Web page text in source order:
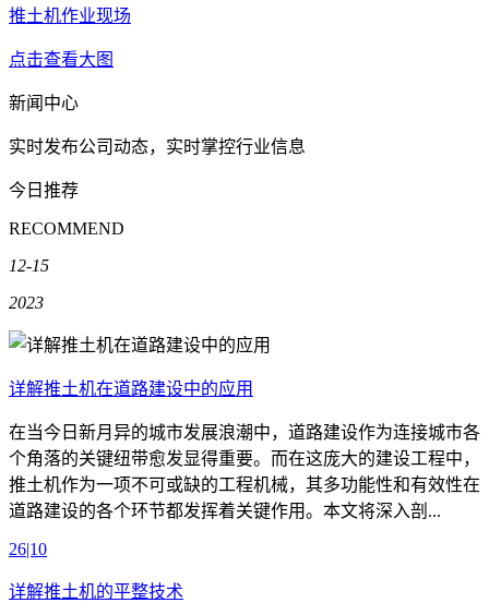
推土机作业现场
点击查看大图
新闻中心
实时发布公司动态，实时掌控行业信息
今日推荐
RECOMMEND
12-15
2023
详解推土机在道路建设中的应用
在当今日新月异的城市发展浪潮中，道路建设作为连接城市各
个角落的关键纽带愈发显得重要。而在这庞大的建设工程中，
推土机作为一项不可或缺的工程机械，其多功能性和有效性在
道路建设的各个环节都发挥着关键作用。本文将深入剖...
26|10
详解推土机的平整技术